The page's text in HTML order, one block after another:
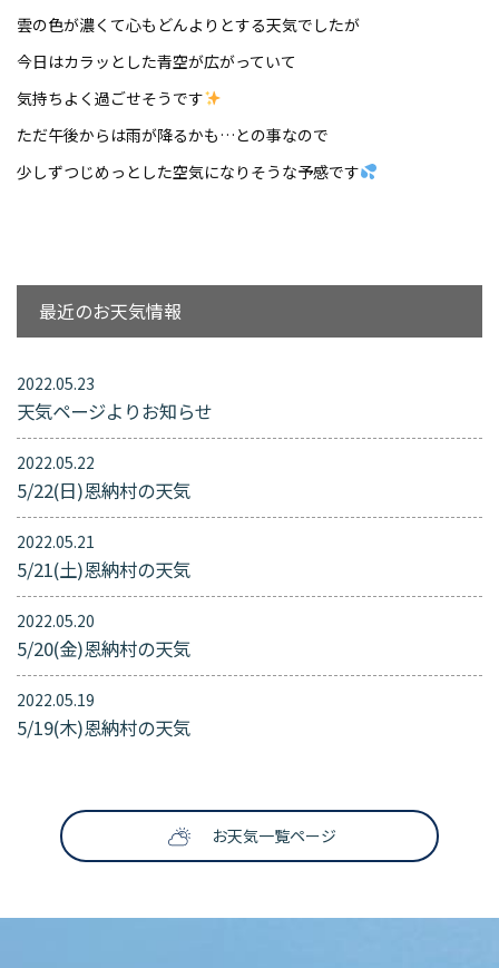
雲の色が濃くて心もどんよりとする天気でしたが
今日はカラッとした青空が広がっていて
気持ちよく過ごせそうです
ただ午後からは雨が降るかも…との事なので
少しずつじめっとした空気になりそうな予感です
最近のお天気情報
2022.05.23
天気ページよりお知らせ
2022.05.22
5/22(日)恩納村の天気
2022.05.21
5/21(土)恩納村の天気
2022.05.20
5/20(金)恩納村の天気
2022.05.19
5/19(木)恩納村の天気
お天気一覧ページ